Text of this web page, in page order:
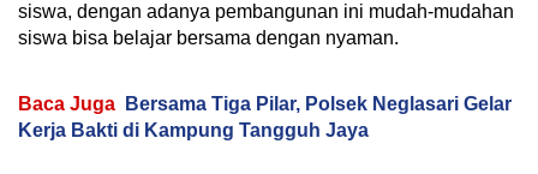
siswa, dengan adanya pembangunan ini mudah-mudahan
siswa bisa belajar bersama dengan nyaman.
Baca Juga
Bersama Tiga Pilar, Polsek Neglasari Gelar
Kerja Bakti di Kampung Tangguh Jaya